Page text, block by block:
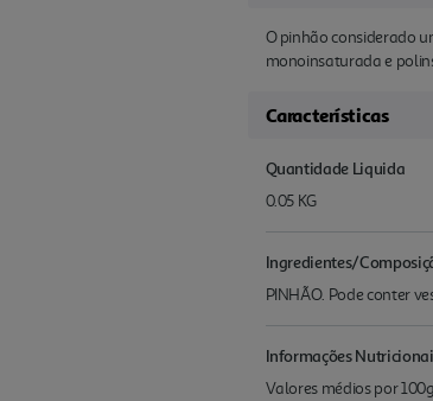
O pinhão considerado
monoinsaturada e
Características
Quantidade Liquida
0.05 KG
Ingredientes/
PINHÃO. Pode conter
Informações
Valores médios por